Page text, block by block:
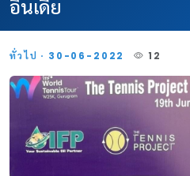
อินเดีย
ทั่วไป · 30-06-2022 12